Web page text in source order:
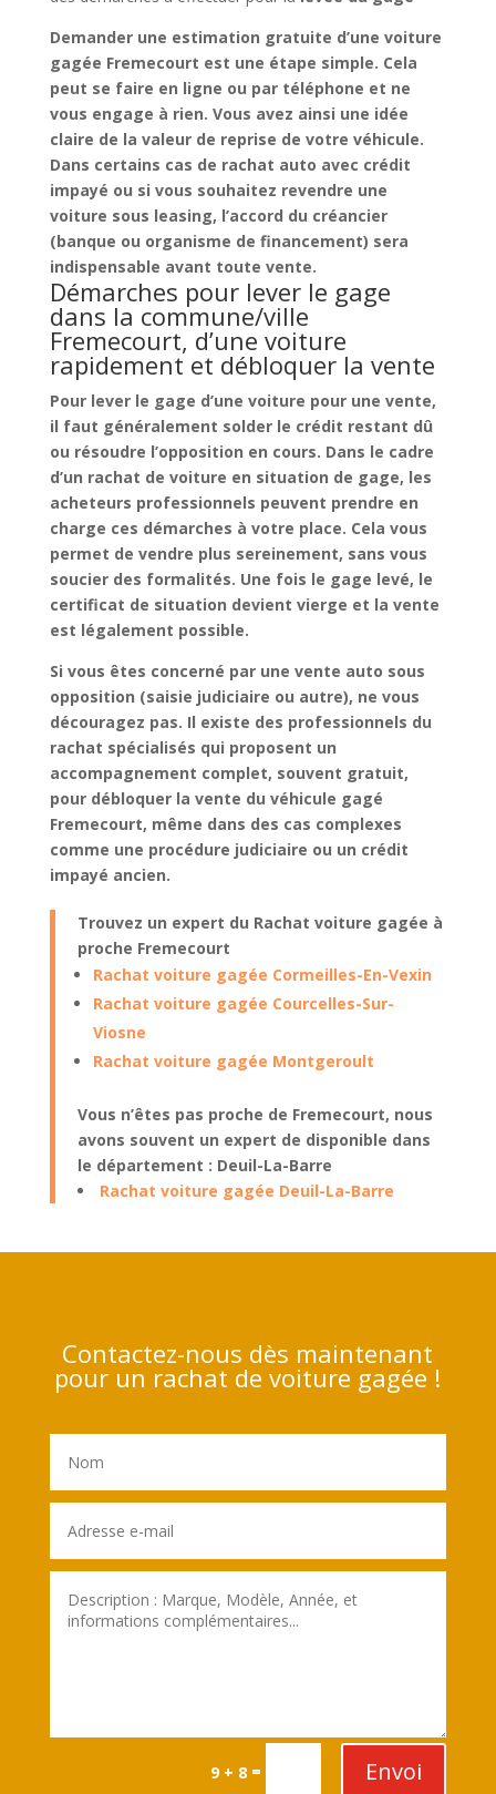
Demander une estimation gratuite d’une voiture
gagée Fremecourt est une étape simple. Cela
peut se faire en ligne ou par téléphone et ne
vous engage à rien. Vous avez ainsi une idée
claire de la valeur de reprise de votre véhicule.
Dans certains cas de rachat auto avec crédit
impayé ou si vous souhaitez revendre une
voiture sous leasing, l’accord du créancier
(banque ou organisme de financement) sera
indispensable avant toute vente.
Démarches pour lever le gage
dans la commune/ville
Fremecourt, d’une voiture
rapidement et débloquer la vente
Pour lever le gage d’une voiture pour une vente,
il faut généralement solder le crédit restant dû
ou résoudre l’opposition en cours. Dans le cadre
d’un rachat de voiture en situation de gage, les
acheteurs professionnels peuvent prendre en
charge ces démarches à votre place. Cela vous
permet de vendre plus sereinement, sans vous
soucier des formalités. Une fois le gage levé, le
certificat de situation devient vierge et la vente
est légalement possible.
Si vous êtes concerné par une vente auto sous
opposition (saisie judiciaire ou autre), ne vous
découragez pas. Il existe des professionnels du
rachat spécialisés qui proposent un
accompagnement complet, souvent gratuit,
pour débloquer la vente du véhicule gagé
Fremecourt, même dans des cas complexes
comme une procédure judiciaire ou un crédit
impayé ancien.
Trouvez un expert du Rachat voiture gagée à
proche Fremecourt
Rachat voiture gagée Cormeilles-En-Vexin
Rachat voiture gagée Courcelles-Sur-
Viosne
Rachat voiture gagée Montgeroult
Vous n’êtes pas proche de Fremecourt, nous
avons souvent un expert de disponible dans
le département : Deuil-La-Barre
Rachat voiture gagée Deuil-La-Barre
Contactez-nous dès maintenant
pour un rachat de voiture gagée !
9 + 8 = Envoi